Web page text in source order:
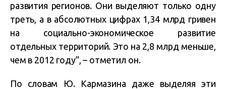
развития регионов. Они выделяют только одну
треть, а в абсолютных цифрах 1,34 млрд гривен
на социально-экономическое развитие
отдельных территорий. Это на 2,8 млрд меньше,
чем в 2012 году”, – отметил он.
По словам Ю. Кармазина даже выделяя эти